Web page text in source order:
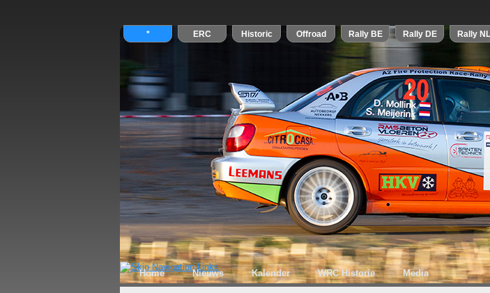
Home Nieuws Kalender WRC Historie Media